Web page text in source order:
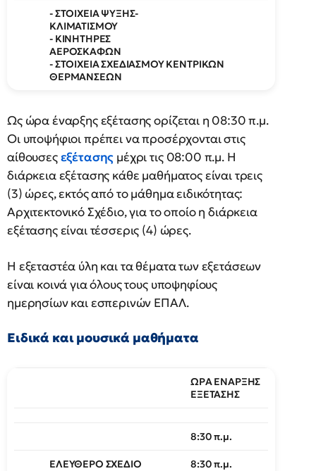
- ΣΤΟΙΧΕΙΑ ΨΥΞΗΣ-
ΚΛΙΜΑΤΙΣΜΟΥ
- ΚΙΝΗΤΗΡΕΣ
ΑΕΡΟΣΚΑΦΩΝ
- ΣΤΟΙΧΕΙΑ ΣΧΕΔΙΑΣΜΟΥ ΚΕΝΤΡΙΚΩΝ
ΘΕΡΜΑΝΣΕΩΝ
Ως ώρα έναρξης εξέτασης ορίζεται η 08:30 π.μ.
Οι υποψήφιοι πρέπει να προσέρχονται στις
αίθουσεςεξέτασης μέχρι τις 08:00 π.μ. Η
διάρκεια εξέτασης κάθε μαθήματος είναι τρεις
(3) ώρες, εκτός από το μάθημα ειδικότητας:
Αρχιτεκτονικό Σχέδιο, για το οποίο η διάρκεια
εξέτασης είναι τέσσερις (4) ώρες.
Η εξεταστέα ύλη και τα θέματα των εξετάσεων
είναι κοινά για όλους τους υποψηφίους
ημερησίων και εσπερινών ΕΠΑΛ.
Ειδικά και μουσικά μαθήματα
ΩΡΑ ΕΝΑΡΞΗΣ
ΕΞΕΤΑΣΗΣ
8:30 π.μ.
ΕΛΕΥΘΕΡΟ ΣΧΕΔΙΟ 8:30 π.μ.